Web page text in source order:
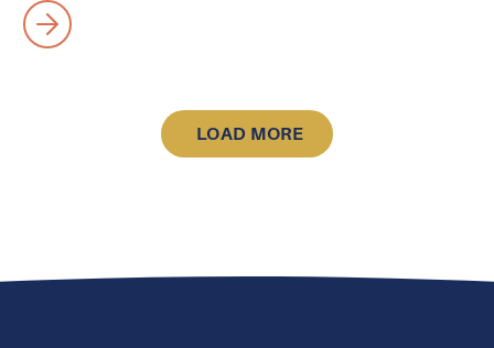
LOAD MORE